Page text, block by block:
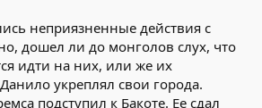
неприязненные действия с
дошел ли до монголов слух, что
идти на них, или же их
укреплял свои города.
подступил к Бакоте. Ее сдал